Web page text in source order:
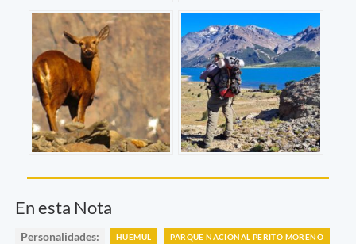
En esta Nota
Personalidades: HUEMUL PARQUE NACIONAL PERITO MORENO